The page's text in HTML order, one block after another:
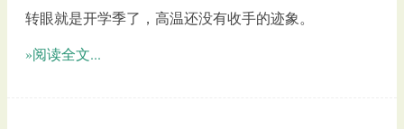
转眼就是开学季了，高温还没有收手的迹象。
»阅读全文...